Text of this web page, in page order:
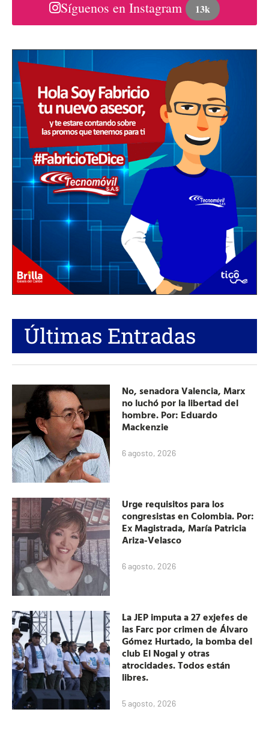
Síguenos en Instagram 13k
Últimas Entradas
No, senadora Valencia, Marx
no luchó por la libertad del
hombre. Por: Eduardo
Mackenzie
6 agosto, 2026
Urge requisitos para los
congresistas en Colombia. Por:
Ex Magistrada, María Patricia
Ariza-Velasco
6 agosto, 2026
La JEP imputa a 27 exjefes de
las Farc por crimen de Álvaro
Gómez Hurtado, la bomba del
club El Nogal y otras
atrocidades. Todos están
libres.
5 agosto, 2026